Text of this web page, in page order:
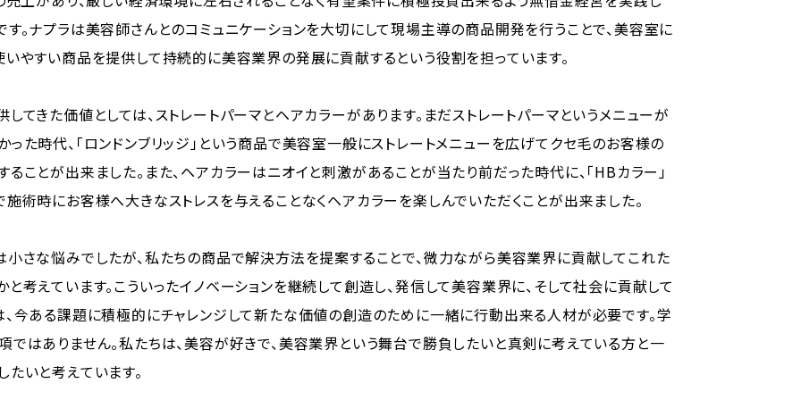
す。ナプラは美容師さんとのコミュニケーションを大切にして現場主導の商品開発を行うことで、美容室に
いやすい商品を提供して持続的に美容業界の発展に貢献するという役割を担っています。
てきた価値としては、ストレートパーマとヘアカラーがあります。まだストレートパーマというメニューが
た時代、「ロンドンブリッジ」という商品で美容室一般にストレートメニューを広げてクセ毛のお客様の
ことが出来ました。また、ヘアカラーはニオイと刺激があることが当たり前だった時代に、「HBカラー」
施術時にお客様へ大きなストレスを与えることなくヘアカラーを楽しんでいただくことが出来ました。
小さな悩みでしたが、私たちの商品で解決方法を提案することで、微力ながら美容業界に貢献してこれた
考えています。こういったイノベーションを継続して創造し、発信して美容業界に、そして社会に貢献して
、今ある課題に積極的にチャレンジして新たな価値の創造のために一緒に行動出来る人材が必要です。学
ではありません。私たちは、美容が好きで、美容業界という舞台で勝負したいと真剣に考えている方と一
いと考えています。